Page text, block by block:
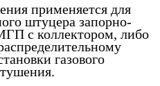
применяется для
штуцера запорно-
с коллектором, либо
газового